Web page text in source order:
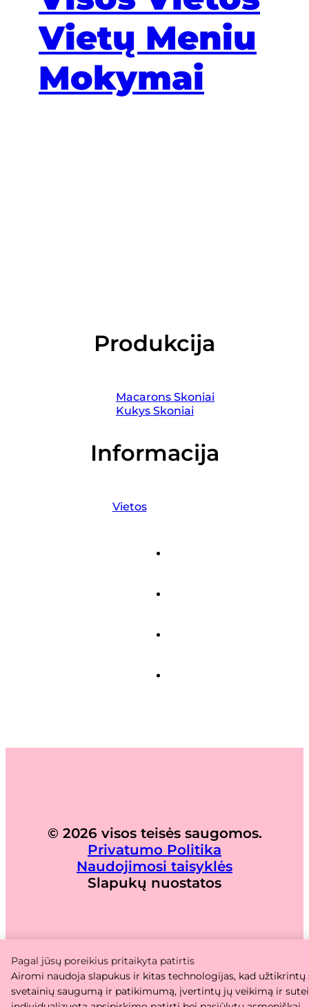
Vietų Meniu
Mokymai
Produkcija
Macarons Skoniai
Kukys Skoniai
Informacija
Vietos
© 2026 visos teisės saugomos.
Privatumo Politika
Naudojimosi taisyklės
Slapukų nuostatos
Pagal jūsų poreikius pritaikyta patirtis
Airomi naudoja slapukus ir kitas technologijas, kad užtikrintų
svetainių saugumą ir patikimumą, įvertintų jų veikimą ir